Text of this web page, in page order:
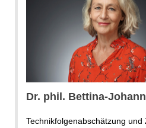
Dr. phil. Bettina-
Technikfolgenabschätzung und